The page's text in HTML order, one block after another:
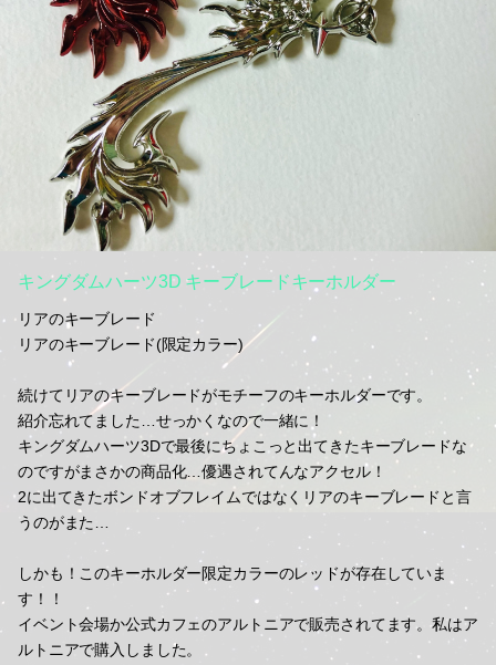
キングダムハーツ3D キーブレードキーホルダー
リアのキーブレード
リアのキーブレード(限定カラー)
続けてリアのキーブレードがモチーフのキーホルダーです。
紹介忘れてました…せっかくなので一緒に！
キングダムハーツ3Dで最後にちょこっと出てきたキーブレードな
のですがまさかの商品化…優遇されてんなアクセル！
2に出てきたボンドオブフレイムではなくリアのキーブレードと言
うのがまた…
しかも！このキーホルダー限定カラーのレッドが存在していま
す！！
イベント会場か公式カフェのアルトニアで販売されてます。私はア
ルトニアで購入しました。